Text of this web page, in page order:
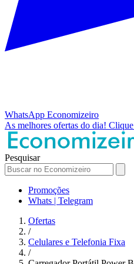
WhatsApp Economizeiro
As melhores ofertas do dia!
Pesquisar
Promoções
Whats | Telegram
Ofertas
/
Celulares e Telefonia Fixa
/